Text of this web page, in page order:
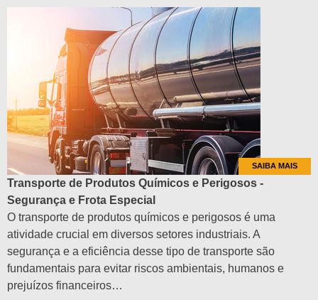
SAIBA MAIS
Transporte de Produtos Químicos e Perigosos -
Segurança e Frota Especial
O transporte de produtos químicos e perigosos é uma
atividade crucial em diversos setores industriais. A
segurança e a eficiência desse tipo de transporte são
fundamentais para evitar riscos ambientais, humanos e
prejuízos financeiros…